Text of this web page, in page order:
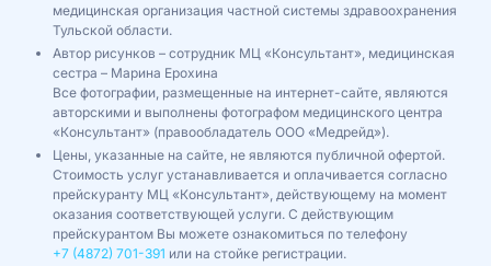
медицинская организация частной системы здравоохранения
Тульской области.
Автор рисунков – сотрудник МЦ «Консультант», медицинская
сестра – Марина Ерохина
Все фотографии, размещенные на интернет-сайте, являются
авторскими и выполнены фотографом медицинского центра
«Консультант» (правообладатель ООО «Медрейд»).
Цены, указанные на сайте, не являются публичной офертой.
Стоимость услуг устанавливается и оплачивается согласно
прейскуранту МЦ «Консультант», действующему на момент
оказания соответствующей услуги. С действующим
прейскурантом Вы можете ознакомиться по телефону
+7 (4872) 701-391 или на стойке регистрации.